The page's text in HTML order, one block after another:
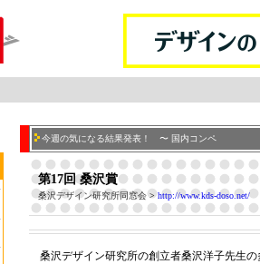
今週の気になる結果発表！ 〜 国内コンペ
第17回 桑沢賞
桑沢デザイン研究所同窓会>http://www.kds-doso.net/
桑沢デザイン研究所の創立者桑沢洋子先生